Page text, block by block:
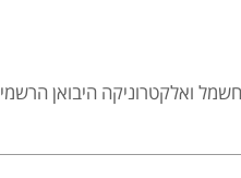
ואלקטרוניקה היבואן הרשמי